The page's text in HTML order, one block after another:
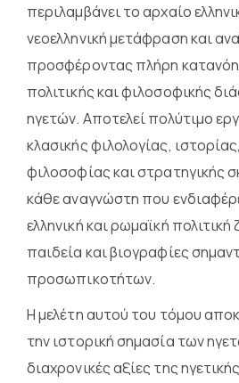
περιλαμβάνει το αρχαίο
νεοελληνική μετάφραση και
προσφέροντας πλήρη
πολιτικής και φιλοσοφικής
ηγετών. Αποτελεί πολύτιμο
κλασικής φιλολογίας,
φιλοσοφίας και στρατηγικής
κάθε αναγνώστη που
ελληνική και ρωμαϊκή
παιδεία και βιογραφίες
προσωπικοτήτων.
Η μελέτη αυτού του τόμου
την ιστορική σημασία των
διαχρονικές αξίες της